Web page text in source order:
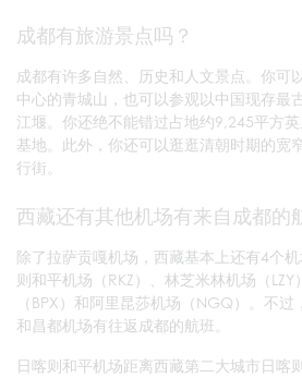
成都有旅游景点吗？
成都有许多自然、历史和人文景点。你可
中心的青城山，也可以参观以中国现存最
江堰。你还绝不能错过占地约9,245平方
基地。此外，你还可以逛逛清朝时期的宽
行街。
西藏还有其他机场有来自成都的
除了拉萨贡嘎机场，西藏基本上还有4个
则和平机场（RKZ）、林芝米林机场（
（BPX）和阿里昆莎机场（NGQ）。不
和昌都机场有往返成都的航班。
日喀则和平机场距离西藏第二大城市日喀